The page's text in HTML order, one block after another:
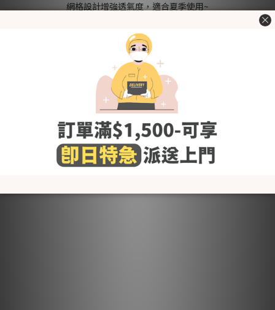
網格設計增強透氣度，適合夏季使用~
前置綁帶設計方便穿脫，特別適用於初生嬰兒
襠部按扣方便查看及更換尿片
經韓國官方KC認證，用得更安心
[Fabric]棉95%, 尼龍 5%
[Size (in cm)] 請參考"了解更多"內的"尺碼圖"
洗滌建議
- 使用前請先清洗乾淨
- 使用冷水或微暖的水作清洗，避免熱水
- 建議使用嬰幼兒衣物專用清潔劑，避免柔順劑,含氯及螢光劑的